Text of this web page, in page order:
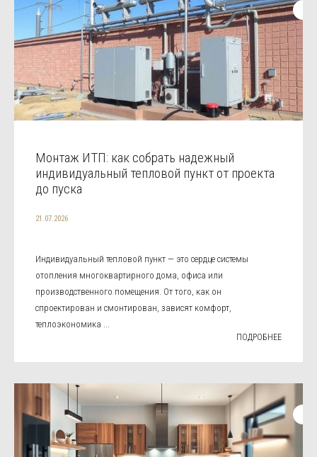
Монтаж ИТП: как собрать надежный
индивидуальный тепловой пункт от проекта
до пуска
21.07.2026
Индивидуальный тепловой пункт — это сердце системы
отопления многоквартирного дома, офиса или
производственного помещения. От того, как он
спроектирован и смонтирован, зависят комфорт,
теплоэкономика ...
ПОДРОБНЕЕ